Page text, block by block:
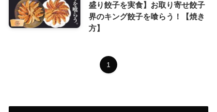
盛り餃子を実食】お取り寄せ餃子
界のキング餃子を喰らう！【焼き
方】
1